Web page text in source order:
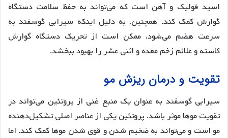
اسید فولیک و آهن است که می‌تواند به حفظ سلامت دستگاه
گوارش کمک کند. همچنین، به دلیل اینکه سیرابی گوسفند به
سرعت هضم می‌شود، ممکن است از تحریک دستگاه گوارش
کاسته و علائم زخم معده و اثنی عشر را بهبود ببخشد.
تقویت و درمان ریزش مو
سیرابی گوسفند به عنوان یک منبع غنی از پروتئین می‌تواند در
تقویت موها موثر باشد. پروتئین یکی از عناصر اصلی تشکیل‌دهنده
مو است و می‌تواند به ضخیم شدن و قوی شدن موها کمک کند. اما